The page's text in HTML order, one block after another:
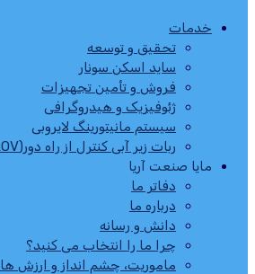
خدمات
تحقیق و توسعه
ساید اسکن سونار
فروش و تأمین تجهیزات
ژئوفیزیک و هیدروگرافی
سیستم مانیتورینگ لایروبی
ربات زیر آبی کنترل از راه دور(ROV)
مایا صنعت آریا
دفاتر ما
درباره ما
دانش و رسانه
چرا ما را انتخاب می کنید؟
ماموریت، چشم انداز و ارزش ها